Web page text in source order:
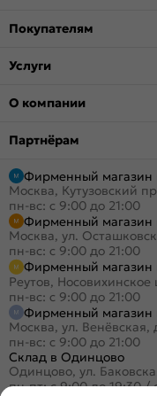
Покупателям
Услуги
О компании
Партнёрам
Фирменный магазин
Москва, Кутузовский
пн-вс: с 9:00 до 21:00
Фирменный магазин
Москва, ул.
пн-вс: с 9:00 до 21:00
Фирменный магазин
Реутов, Носовихинское
пн-вс: с 9:00 до 21:00
Фирменный магазин
Москва, ул. Венёвская,
пн-вс: с 9:00 до 21:00
Склад в Одинцово
Одинцово, ул.
пн-пт: с 9:00 до 19:30/